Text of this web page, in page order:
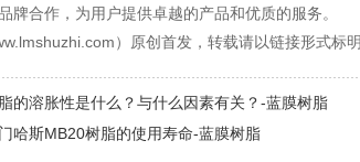
牌合作，为用户提供卓越的产品和优质的服务。
）原创首发，转载请以链接形式标
的溶胀性是什么？与什么因素有关？-蓝膜树脂
哈斯MB20树脂的使用寿命-蓝膜树脂